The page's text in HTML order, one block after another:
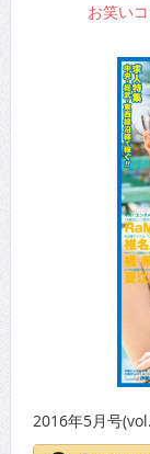
お笑い
2016年5月号